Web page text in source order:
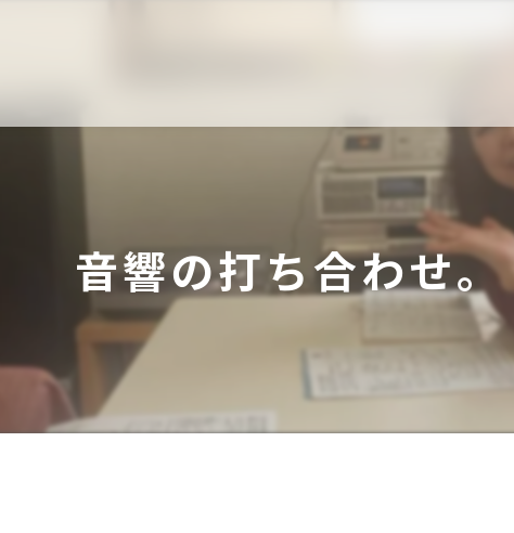
音響の打ち合わせ。